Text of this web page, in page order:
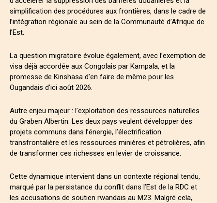
simplification des procédures aux frontières, dans le cadre de
l’intégration régionale au sein de la Communauté d’Afrique de
l’Est.
La question migratoire évolue également, avec l’exemption de
visa déjà accordée aux Congolais par Kampala, et la
promesse de Kinshasa d’en faire de même pour les
Ougandais d’ici août 2026.
Autre enjeu majeur : l’exploitation des ressources naturelles
du Graben Albertin. Les deux pays veulent développer des
projets communs dans l’énergie, l’électrification
transfrontalière et les ressources minières et pétrolières, afin
de transformer ces richesses en levier de croissance.
Cette dynamique intervient dans un contexte régional tendu,
marqué par la persistance du conflit dans l’Est de la RDC et
les accusations de soutien rwandais au M23. Malgré cela,